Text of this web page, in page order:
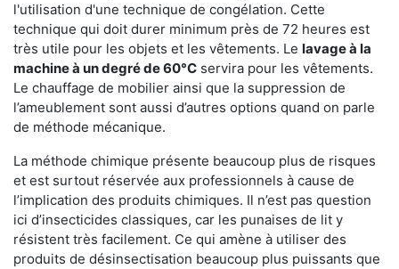
l'utilisation d'une technique de congélation. Cette
technique qui doit durer minimum près de 72 heures est
très utile pour les objets et les vêtements. Le lavage à la
machine à un degré de 60°C servira pour les vêtements.
Le chauffage de mobilier ainsi que la suppression de
l’ameublement sont aussi d’autres options quand on parle
de méthode mécanique.
La méthode chimique présente beaucoup plus de risques
et est surtout réservée aux professionnels à cause de
l’implication des produits chimiques. Il n’est pas question
ici d’insecticides classiques, car les punaises de lit y
résistent très facilement. Ce qui amène à utiliser des
produits de désinsectisation beaucoup plus puissants que